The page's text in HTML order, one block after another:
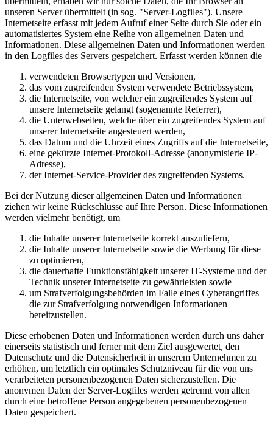
unseren Server übermittelt (in sog. "Server-Logfiles"). Unsere
Internetseite erfasst mit jedem Aufruf einer Seite durch Sie oder ein
automatisiertes System eine Reihe von allgemeinen Daten und
Informationen. Diese allgemeinen Daten und Informationen werden
in den Logfiles des Servers gespeichert. Erfasst werden können die
verwendeten Browsertypen und Versionen,
das vom zugreifenden System verwendete Betriebssystem,
die Internetseite, von welcher ein zugreifendes System auf
unsere Internetseite gelangt (sogenannte Referrer),
die Unterwebseiten, welche über ein zugreifendes System auf
unserer Internetseite angesteuert werden,
das Datum und die Uhrzeit eines Zugriffs auf die Internetseite,
eine gekürzte Internet-Protokoll-Adresse (anonymisierte IP-
Adresse),
der Internet-Service-Provider des zugreifenden Systems.
Bei der Nutzung dieser allgemeinen Daten und Informationen
ziehen wir keine Rückschlüsse auf Ihre Person. Diese Informationen
werden vielmehr benötigt, um
die Inhalte unserer Internetseite korrekt auszuliefern,
die Inhalte unserer Internetseite sowie die Werbung für diese
zu optimieren,
die dauerhafte Funktionsfähigkeit unserer IT-Systeme und der
Technik unserer Internetseite zu gewährleisten sowie
um Strafverfolgungsbehörden im Falle eines Cyberangriffes
die zur Strafverfolgung notwendigen Informationen
bereitzustellen.
Diese erhobenen Daten und Informationen werden durch uns daher
einerseits statistisch und ferner mit dem Ziel ausgewertet, den
Datenschutz und die Datensicherheit in unserem Unternehmen zu
erhöhen, um letztlich ein optimales Schutzniveau für die von uns
verarbeiteten personenbezogenen Daten sicherzustellen. Die
anonymen Daten der Server-Logfiles werden getrennt von allen
durch eine betroffene Person angegebenen personenbezogenen
Daten gespeichert.